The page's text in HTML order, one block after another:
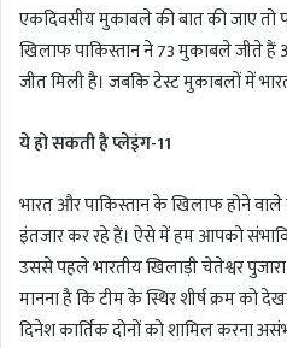
एकदिवसीय मुकाबले की बात की जाए तो
खिलाफ पाकिस्तान ने 73 मुकाबले जीते
जीत मिली है। जबकि टेस्ट मुकाबलों में
ये हो सकती है प्लेइंग-11
भारत और पाकिस्तान के खिलाफ होने
इंतजार कर रहे हैं। ऐसे में हम आपको
उससे पहले भारतीय खिलाड़ी चेतेश्वर
मानना है कि टीम के स्थिर शीर्ष क्रम
दिनेश कार्तिक दोनों को शामिल करना